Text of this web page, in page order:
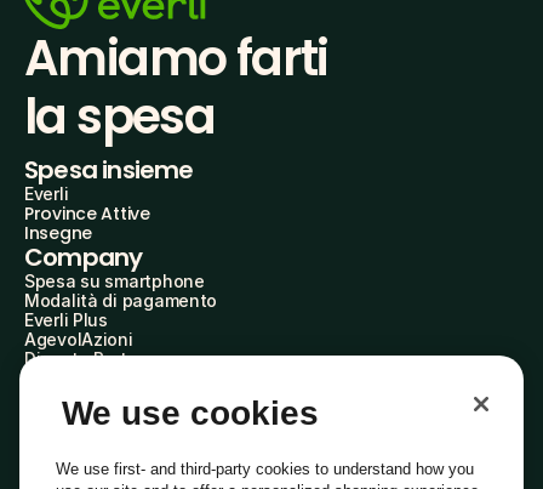
Amiamo farti
la spesa
Spesa insieme
Everli
Province Attive
Insegne
Company
Spesa su smartphone
Modalità di pagamento
Everli Plus
AgevolAzioni
Diventa Partner
Everli Shoppers
About Us
Everli News
We use cookies
We use first- and third-party cookies to understand how you